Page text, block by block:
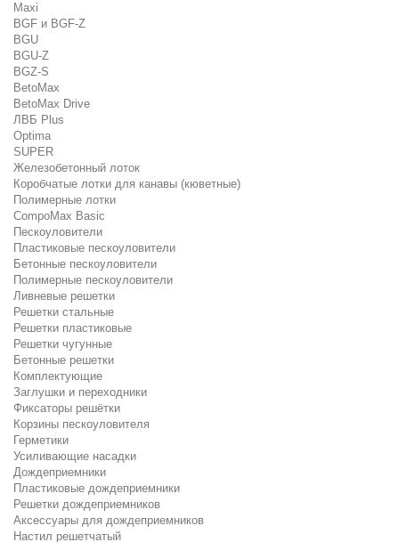
Maxi
BGF и BGF-Z
BGU
BGU-Z
BGZ-S
BetoMax
BetoMax Drive
ЛВБ Plus
Optima
SUPER
Железобетонный лоток
Коробчатые лотки для канавы (кюветные)
Полимерные лотки
CompoMax Basic
Пескоуловители
Пластиковые пескоуловители
Бетонные пескоуловители
Полимерные пескоуловители
Ливневые решетки
Решетки стальные
Решетки пластиковые
Решетки чугунные
Бетонные решетки
Комплектующие
Заглушки и переходники
Фиксаторы решётки
Корзины пескоуловителя
Герметики
Усиливающие насадки
Дождеприемники
Пластиковые дождеприемники
Решетки дождеприемников
Аксессуары для дождеприемников
Настил решетчатый